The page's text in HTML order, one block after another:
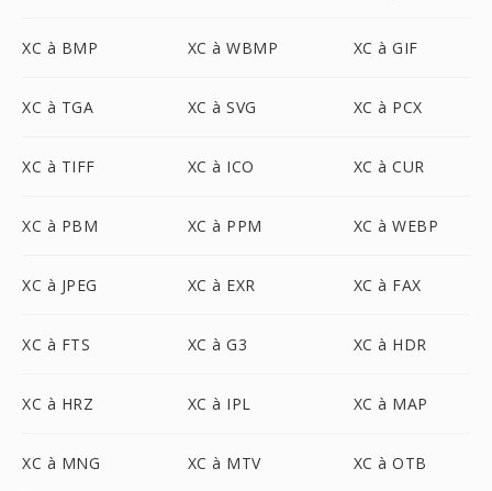
XC à BMP XC à WBMP XC à GIF
XC à TGA XC à SVG XC à PCX
XC à TIFF XC à ICO XC à CUR
XC à PBM XC à PPM XC à WEBP
XC à JPEG XC à EXR XC à FAX
XC à FTS XC à G3 XC à HDR
XC à HRZ XC à IPL XC à MAP
XC à MNG XC à MTV XC à OTB